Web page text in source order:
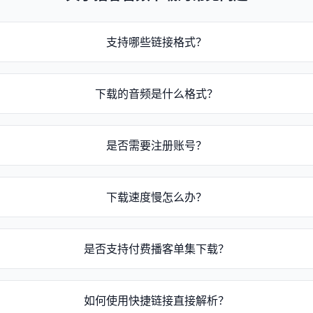
支持哪些链接格式？
下载的音频是什么格式？
是否需要注册账号？
下载速度慢怎么办？
是否支持付费播客单集下载？
如何使用快捷链接直接解析？